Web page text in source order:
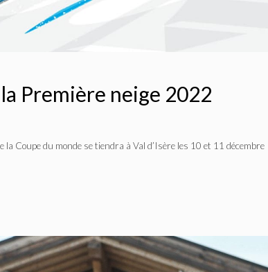
Première neige 2022
Coupe du monde se tiendra à Val d’Isère les 10 et 11 décembre